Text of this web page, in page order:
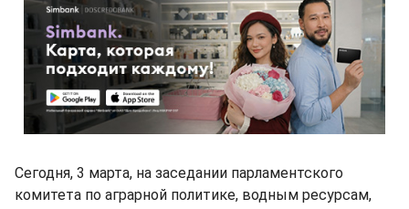
Сегодня, 3 марта, на заседании парламентского
комитета по аграрной политике, водным ресурсам,